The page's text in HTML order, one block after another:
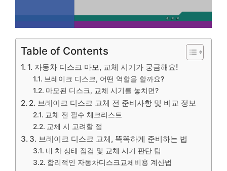
Table of Contents
1. 자동차 디스크 마모, 교체 시기가 궁금해요!
브레이크 디스크, 어떤 역할을 할까요?
마모된 디스크, 교체 시기를 놓치면?
2. 브레이크 디스크 교체 전 준비사항 및 비교 정보
교체 전 필수 체크리스트
교체 시 고려할 점
3. 브레이크 디스크 교체, 똑똑하게 준비하는 법
내 차 상태 점검 및 교체 시기 판단 팁
합리적인 자동차디스크교체비용 계산법